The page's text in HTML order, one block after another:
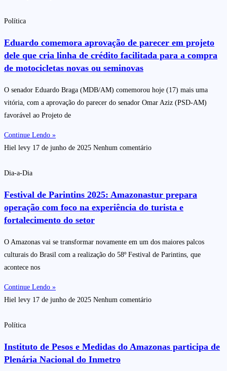
Política
Eduardo comemora aprovação de parecer em projeto
dele que cria linha de crédito facilitada para a compra
de motocicletas novas ou seminovas
O senador Eduardo Braga (MDB/AM) comemorou hoje (17) mais uma
vitória, com a aprovação do parecer do senador Omar Aziz (PSD-AM)
favorável ao Projeto de
Continue Lendo »
Hiel levy 17 de junho de 2025 Nenhum comentário
Dia-a-Dia
Festival de Parintins 2025: Amazonastur prepara
operação com foco na experiência do turista e
fortalecimento do setor
O Amazonas vai se transformar novamente em um dos maiores palcos
culturais do Brasil com a realização do 58º Festival de Parintins, que
acontece nos
Continue Lendo »
Hiel levy 17 de junho de 2025 Nenhum comentário
Política
Instituto de Pesos e Medidas do Amazonas participa de
Plenária Nacional do Inmetro